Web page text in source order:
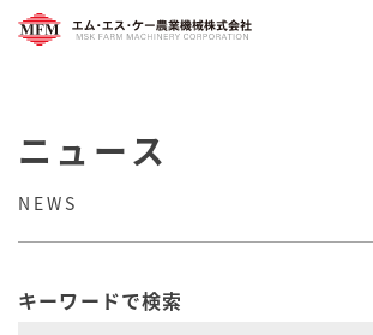
ニュース
NEWS
キーワードで検索